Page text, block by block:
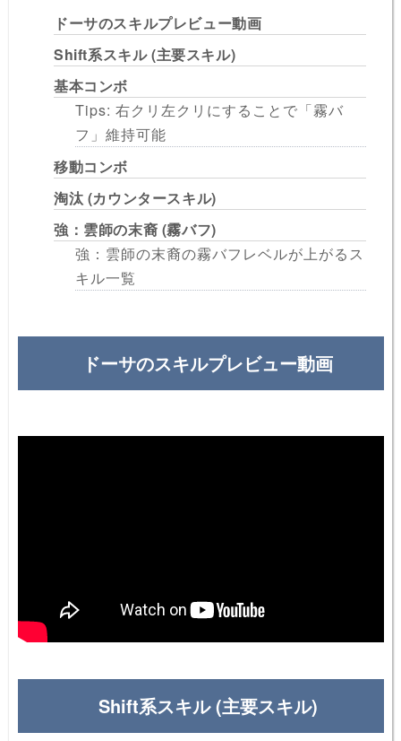
ドーサのスキルプレビュー動画
Shift系スキル (主要スキル)
基本コンボ
Tips: 右クリ左クリにすることで「霧バ
フ」維持可能
移動コンボ
淘汰 (カウンタースキル)
強：雲師の末裔 (霧バフ)
強：雲師の末裔の霧バフレベルが上がるス
キル一覧
ドーサのスキルプレビュー動画
Shift系スキル (主要スキル)